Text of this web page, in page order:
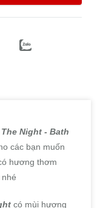
Night - Bath
các bạn muốn
hương thơm
có mùi hương